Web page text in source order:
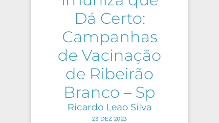
Dá Certo:
Campanhas
de Vacinação
de Ribeirão
Branco – Sp
Ricardo Leao Silva
23 DEZ 2023